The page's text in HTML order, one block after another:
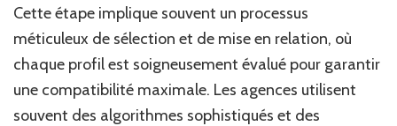
Cette étape implique souvent un processus
méticuleux de sélection et de mise en relation, où
chaque profil est soigneusement évalué pour garantir
une compatibilité maximale. Les agences utilisent
souvent des algorithmes sophistiqués et des